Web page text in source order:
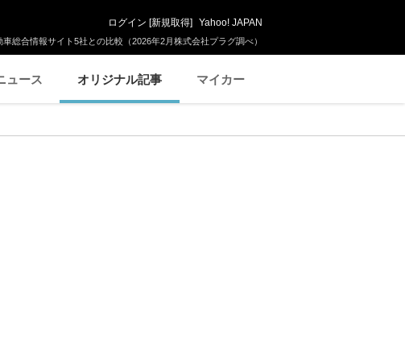
総合情報サイト5社との比較（2026年2月株式会社プラグ調べ）
ログイン [新規取得] Yahoo! JAPAN
ュース オリジナル記事 マイカー